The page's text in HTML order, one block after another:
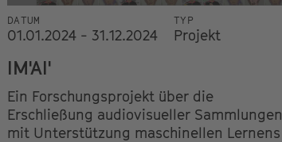
DATUM
01.01.2024 - 31.12.2024
TYP
Projekt
IM'AI'
Ein Forschungsprojekt über die
Erschließung audiovisueller Sammlungen
mit Unterstützung maschinellen Lernens